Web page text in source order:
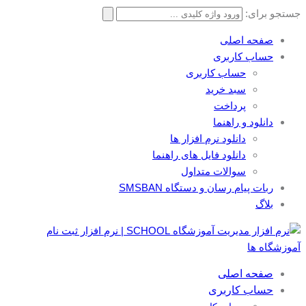
جستجو برای:
صفحه اصلی
حساب کاربری
حساب کاربری
سبد خرید
پرداخت
دانلود و راهنما
دانلود نرم افزار ها
دانلود فایل های راهنما
سوالات متداول
ربات پیام رسان و دستگاه SMSBAN
بلاگ
صفحه اصلی
حساب کاربری